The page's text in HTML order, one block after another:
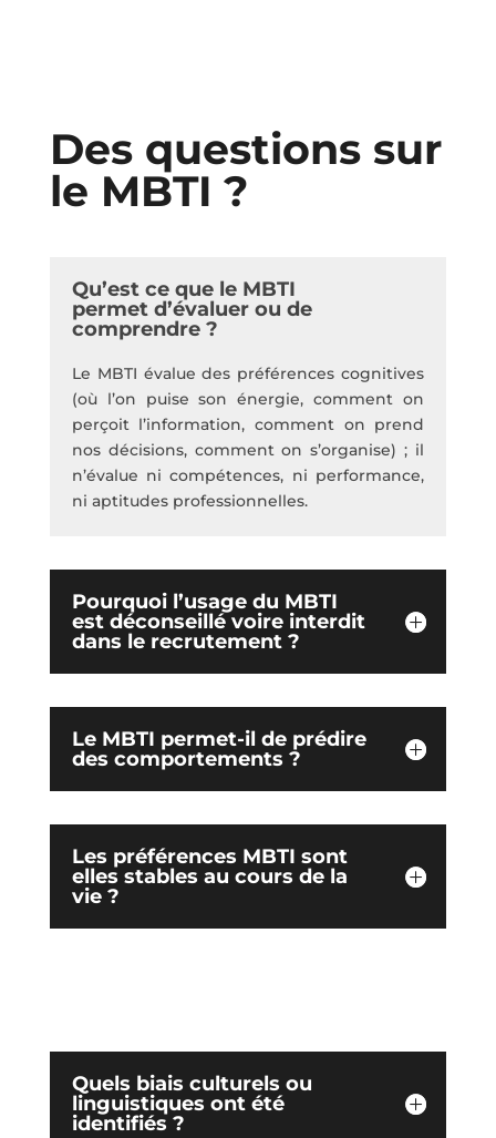
Des questions sur
le MBTI ?
Qu’est ce que le MBTI
permet d’évaluer ou de
comprendre ?
Le MBTI évalue des préférences cognitives
(où l’on puise son énergie, comment on
perçoit l’information, comment on prend
nos décisions, comment on s’organise) ; il
n’évalue ni compétences, ni performance,
ni aptitudes professionnelles.
Pourquoi l’usage du MBTI
est déconseillé voire interdit
dans le recrutement ?
Le MBTI permet-il de prédire
des comportements ?
Les préférences MBTI sont
elles stables au cours de la
vie ?
Quels biais culturels ou
linguistiques ont été
identifiés ?